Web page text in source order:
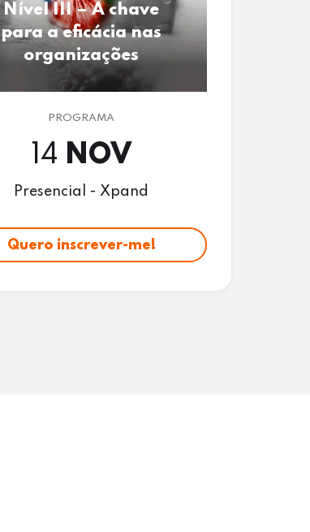
Nível III – A chave
para a eficácia nas
organizações
PROGRAMA
14 NOV
Presencial - Xpand
Quero inscrever-me!